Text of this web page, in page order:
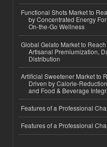
Functional Shots Market to
by Concentrated Energy
On-the-Go Wellness
Global Gelato Market to
Artisanal Premiumization,
Distribution
Artificial Sweetener Market to
Driven by Calorie-
and Food & Beverage
Features of a Professional
Features of a Professional